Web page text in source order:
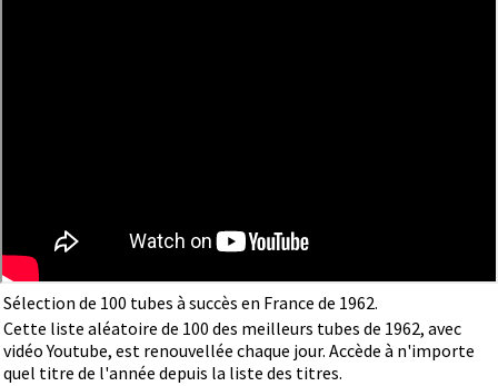
Sélection de 100 tubes à succès en France de 1962.
Cette liste aléatoire de 100 des meilleurs tubes de 1962, avec
vidéo Youtube, est renouvellée chaque jour. Accède à n'importe
quel titre de l'année depuis la liste des titres.